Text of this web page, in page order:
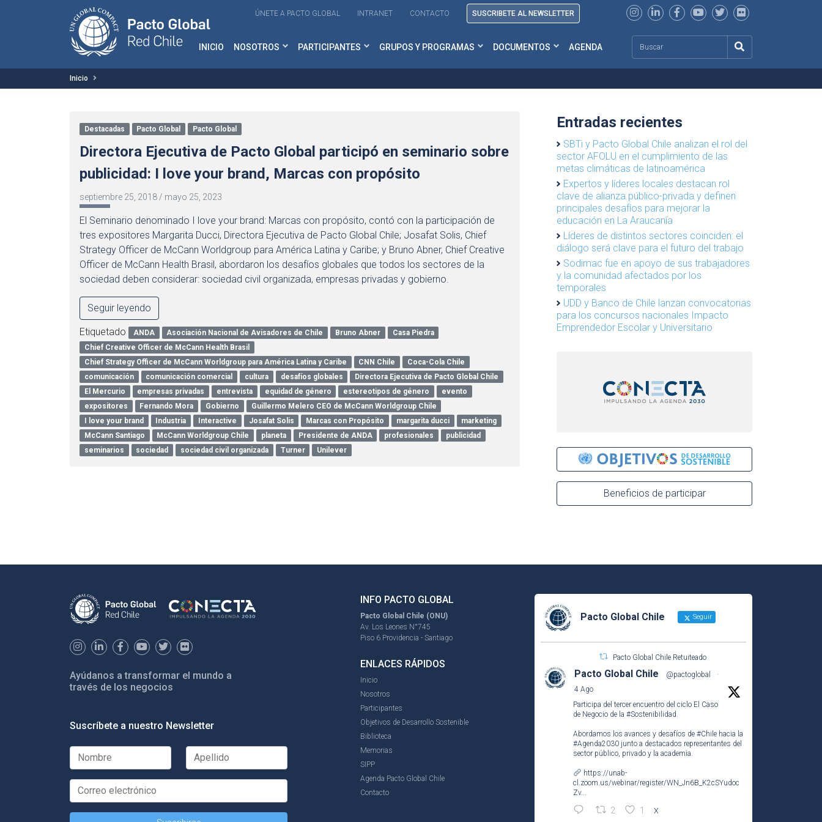
ÚNETE A PACTO GLOBAL INTRANET CONTACTO SUSCRIBETE AL NEWSLETTER
INICIO NOSOTROS PARTICIPANTES GRUPOS Y PROGRAMAS DOCUMENTOS AGENDA
Inicio
Destacadas Pacto Global Pacto Global
Directora Ejecutiva de Pacto Global participó en seminario sobre
publicidad: I love your brand, Marcas con propósito
septiembre 25, 2018 / mayo 25, 2023
El Seminario denominado I love your brand: Marcas con propósito, contó con la participación de
tres expositores Margarita Ducci, Directora Ejecutiva de Pacto Global Chile; Josafat Solis, Chief
Strategy Officer de McCann Worldgroup para América Latina y Caribe; y Bruno Abner, Chief Creative
Officer de McCann Health Brasil, abordaron los desafíos globales que todos los sectores de la
sociedad deben considerar: sociedad civil organizada, empresas privadas y gobierno.
Seguir leyendo
Etiquetado ANDA Asociación Nacional de Avisadores de Chile Bruno Abner
Casa Piedra
Chief Creative Officer de McCann Health Brasil
Chief Strategy Officer de McCann Worldgroup para América Latina y Caribe
CNN Chile
Coca-Cola Chile
comunicación
comunicación comercial cultura desafíos globales
Directora Ejecutiva de Pacto Global Chile
El Mercurio
empresas privadas entrevista equidad de género estereotipos de género
evento
expositores
Fernando Mora Gobierno
Guillermo Melero CEO de McCann Worldgroup Chile
I love your brand
Industria Interactive Josafat Solis Marcas con Propósito margarita ducci
marketing
McCann Santiago
McCann Worldgroup Chile planeta Presidente de ANDA profesionales
publicidad
seminarios
sociedad sociedad civil organizada Turner Unilever
Entradas recientes
SBTi y Pacto Global Chile analizan el rol del
sector AFOLU en el cumplimiento de las
metas climáticas de latinoamérica
Expertos y líderes locales destacan rol
clave de alianza público-privada y definen
principales desafíos para mejorar la
educación en La Araucanía
Líderes de distintos sectores coinciden: el
diálogo será clave para el futuro del trabajo
Sodimac fue en apoyo de sus trabajadores
y la comunidad afectados por los
temporales
UDD y Banco de Chile lanzan convocatorias
para los concursos nacionales Impacto
Emprendedor Escolar y Universitario
Beneficios de participar
Ayúdanos a transformar el mundo a
través de los negocios
Suscríbete a nuestro Newsletter
INFO PACTO GLOBAL
Pacto Global Chile (ONU)
Av. Los Leones N°745
Piso 6 Providencia - Santiago
ENLACES RÁPIDOS
Inicio
Nosotros
Participantes
Objetivos de Desarrollo Sostenible
Biblioteca
Memorias
SIPP
Agenda Pacto Global Chile
Contacto
Pacto Global Chile Seguir
Pacto Global Chile Retuiteado
Pacto Global Chile @pactoglobal
·
4 Ago
Participa del tercer encuentro del ciclo El Caso
de Negocio de la #Sostenibilidad.
Abordamos los avances y desafíos de #Chile hacia la
#Agenda2030 junto a destacados representantes del
sector público, privado y la academia.
https://unab-
cl.zoom.us/webinar/register/WN_Jn6B_K2cSYudoc
Zv...
2 1 X